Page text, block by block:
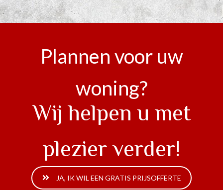
Plannen voor uw
woning?
Wij helpen u met
plezier verder!
JA, IK WIL EEN GRATIS PRIJSOFFERTE